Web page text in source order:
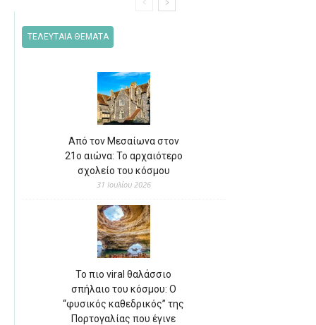
ΤΕΛΕΥΤΑΙΑ ΘΕΜΑΤΑ
Από τον Μεσαίωνα στον
21ο αιώνα: Το αρχαιότερο
σχολείο του κόσμου
31 Ιουλίου 2026
Το πιο viral θαλάσσιο
σπήλαιο του κόσμου: Ο
“φυσικός καθεδρικός” της
Πορτογαλίας που έγινε